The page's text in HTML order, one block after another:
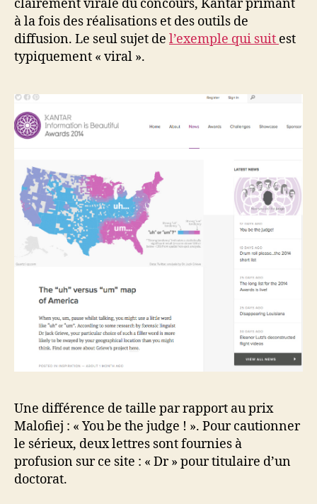
clairement virale du concours, Kantar primant
à la fois des réalisations et des outils de
diffusion. Le seul sujet de l’exemple qui suit est
typiquement « viral ».
Une différence de taille par rapport au prix
Malofiej : « You be the judge ! ». Pour cautionner
le sérieux, deux lettres sont fournies à
profusion sur ce site : « Dr » pour titulaire d’un
doctorat.